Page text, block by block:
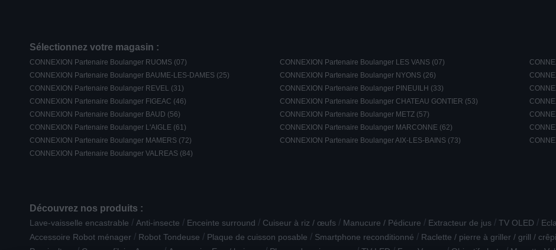
Sélectionnez votre magasin :
CONNEXION Partenaire Boulanger RUOMS (07) CONNEXION Partenaire Boulanger LES VANS (07)
CONNEXION Partenaire Boulanger BAUME-LES-DAMES (25)
CONNEXION Partenaire Boulanger NYONS (26)
CONNEXION Partenaire Boulanger REVEL (31)
CONNEXION Partenaire Boulanger PINEUILH (33)
CONNEXION Partenaire Boulanger FIGEAC (46)
CONNEXION Partenaire Boulanger CHATEAU GONTIER (53)
CONNEXION Partenaire Boulanger BAUD (56)
CONNEXION Partenaire Boulanger METZ (57)
CONNEXION Partenaire Boulanger L'AIGLE (61)
CONNEXION Partenaire Boulanger MARCONNE (62)
CONNEXION Partenaire Boulanger MAMERS (72)
CONNEXION Partenaire Boulanger AIX-LES-BAINS (73)
CONNEXION Partenaire Boulanger VALREAS (84)
Découvrez nos produits :
Lave-vaisselle encastrable / Anti-insecte / Enceinte surround / Cuiseur à riz / œufs / Manucure / Pédicure / Extracteur de jus / TV OLED /
Accessoire Robot ménager / Robot Tondeuse / Plaque de cuisson posable / Smartphone reconditionné / Raclette / pierre à griller / grill /